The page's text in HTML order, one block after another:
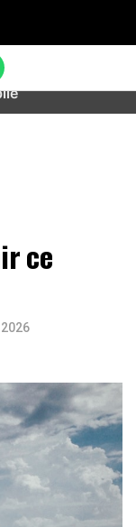
in
class-bots.php
ce